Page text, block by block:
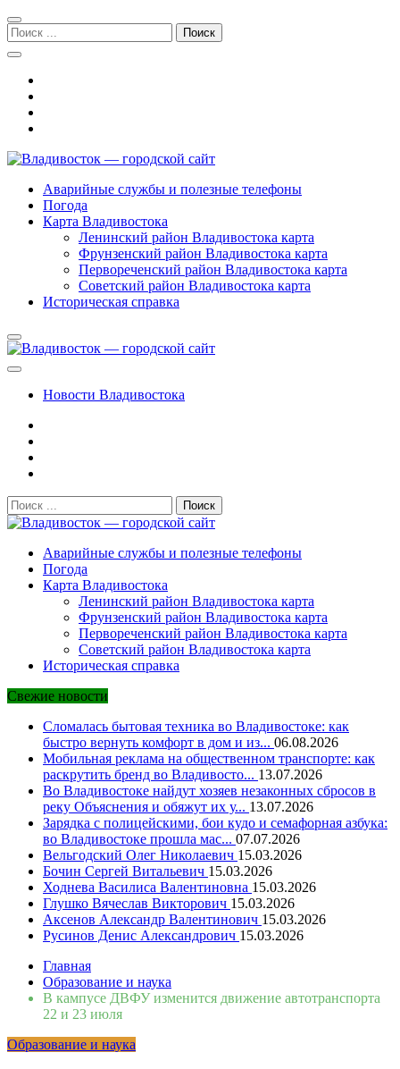
Перейти
к
навигации
Перейти
к
содержимому
Поиск:
Владивосток — городской сайт
Аварийные службы и полезные телефоны
Погода
Карта Владивостока
Ленинский район Владивостока карта
Фрунзенский район Владивостока карта
Первореченский район Владивостока карта
Советский район Владивостока карта
Историческая справка
Новости Владивостока
Поиск:
Владивосток — городской сайт
Аварийные службы и полезные телефоны
Погода
Карта Владивостока
Ленинский район Владивостока карта
Фрунзенский район Владивостока карта
Первореченский район Владивостока карта
Советский район Владивостока карта
Историческая справка
Свежие новости
Сломалась бытовая техника во Владивостоке: как
быстро вернуть комфорт в дом и из... 06.08.2026
Мобильная реклама на общественном транспорте: как
раскрутить бренд во Владивосто... 13.07.2026
Во Владивостоке найдут хозяев незаконных сбросов в
реку Объяснения и обяжут их у... 13.07.2026
Зарядка с полицейскими, бои кудо и семафорная азбука:
во Владивостоке прошла мас... 07.07.2026
Вельгодский Олег Николаевич 15.03.2026
Бочин Сергей Витальевич 15.03.2026
Ходнева Василиса Валентиновна 15.03.2026
Глушко Вячеслав Викторович 15.03.2026
Аксенов Александр Валентинович 15.03.2026
Русинов Денис Александрович 15.03.2026
Главная
Образование и наука
В кампусе ДВФУ изменится движение автотранспорта
22 и 23 июля
Образование и наука